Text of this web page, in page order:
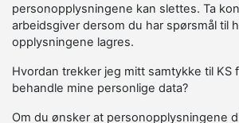
personopplysningene kan slettes. Ta
arbeidsgiver dersom du har spørsmål til
opplysningene lagres.
Hvordan trekker jeg mitt samtykke til KS
behandle mine personlige data?
Om du ønsker at personopplysningene